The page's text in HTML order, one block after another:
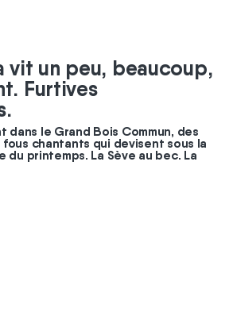
vit un peu, beaucoup,
Furtives
dans le Grand Bois Commun, des
chantants qui devisent sous la
printemps. La Sève au bec. La